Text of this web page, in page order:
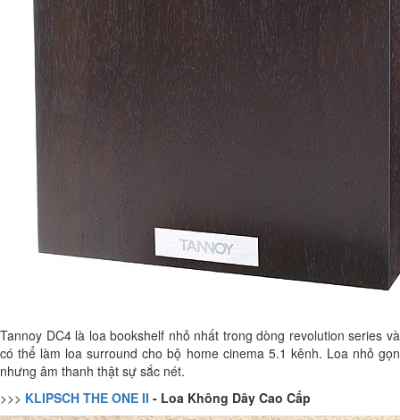
Tannoy DC4 là loa bookshelf nhỏ nhất trong dòng revolution series và
có thể làm loa surround cho bộ home cinema 5.1 kênh. Loa nhỏ gọn
nhưng âm thanh thật sự sắc nét.
>>> KLIPSCH THE ONE II - Loa Không Dây Cao Cấp